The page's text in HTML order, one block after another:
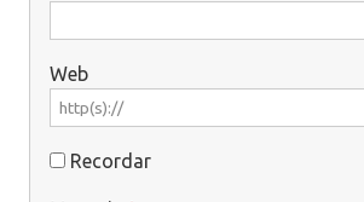
Web
Recordar